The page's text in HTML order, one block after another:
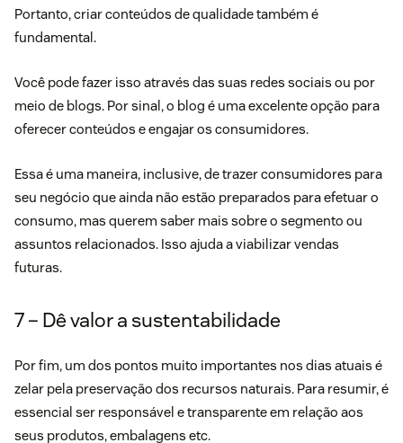
Portanto, criar conteúdos de qualidade também é
fundamental.
Você pode fazer isso através das suas redes sociais ou por
meio de blogs. Por sinal, o blog é uma excelente opção para
oferecer conteúdos e engajar os consumidores.
Essa é uma maneira, inclusive, de trazer consumidores para
seu negócio que ainda não estão preparados para efetuar o
consumo, mas querem saber mais sobre o segmento ou
assuntos relacionados. Isso ajuda a viabilizar vendas
futuras.
7 – Dê valor a sustentabilidade
Por fim, um dos pontos muito importantes nos dias atuais é
zelar pela preservação dos recursos naturais. Para resumir, é
essencial ser responsável e transparente em relação aos
seus produtos, embalagens etc.